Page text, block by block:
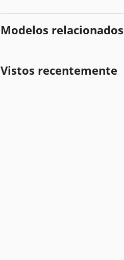
Modelos relacionados
Vistos recentemente